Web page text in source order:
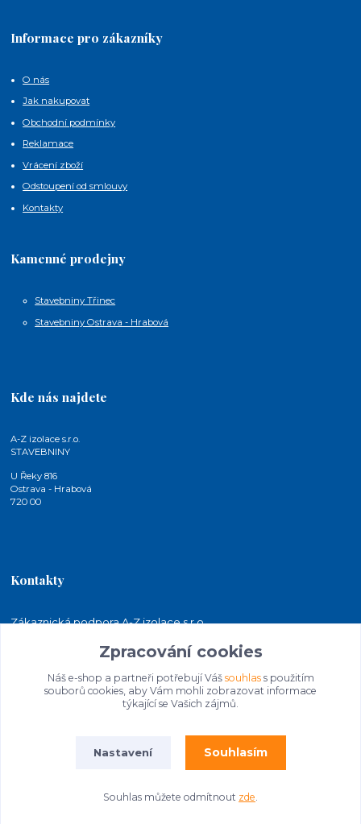
Informace pro zákazníky
O nás
Jak nakupovat
Obchodní podmínky
Reklamace
Vrácení zboží
Odstoupení od smlouvy
Kontakty
Kamenné prodejny
Stavebniny Třinec
Stavebniny Ostrava - Hrabová
Kde nás najdete
A-Z izolace s.r.o.
STAVEBNINY
U Řeky 816
Ostrava - Hrabová
720 00
Kontakty
Zákaznická podpora A-Z izolace s.r.o.
jakubkaleta@azizolace.cz
Zpracování cookies
Náš e-shop a partneři potřebují Váš souhlass použitím
souborů cookies, aby Vám mohli zobrazovat informace
týkající se Vašich zájmů.
Nastavení Souhlasím
Souhlas můžete odmítnout zde